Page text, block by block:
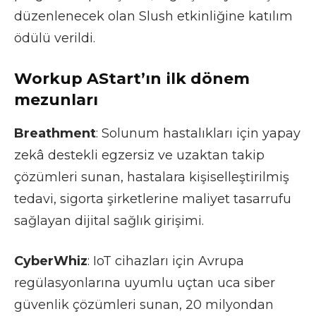
düzenlenecek olan Slush etkinliğine katılım
ödülü verildi.
Workup AStart’ın ilk dönem
mezunları
Breathment: Solunum hastalıkları için yapay
zekâ destekli egzersiz ve uzaktan takip
çözümleri sunan, hastalara kişiselleştirilmiş
tedavi, sigorta şirketlerine maliyet tasarrufu
sağlayan dijital sağlık girişimi.
CyberWhiz: IoT cihazları için Avrupa
regülasyonlarına uyumlu uçtan uca siber
güvenlik çözümleri sunan, 20 milyondan